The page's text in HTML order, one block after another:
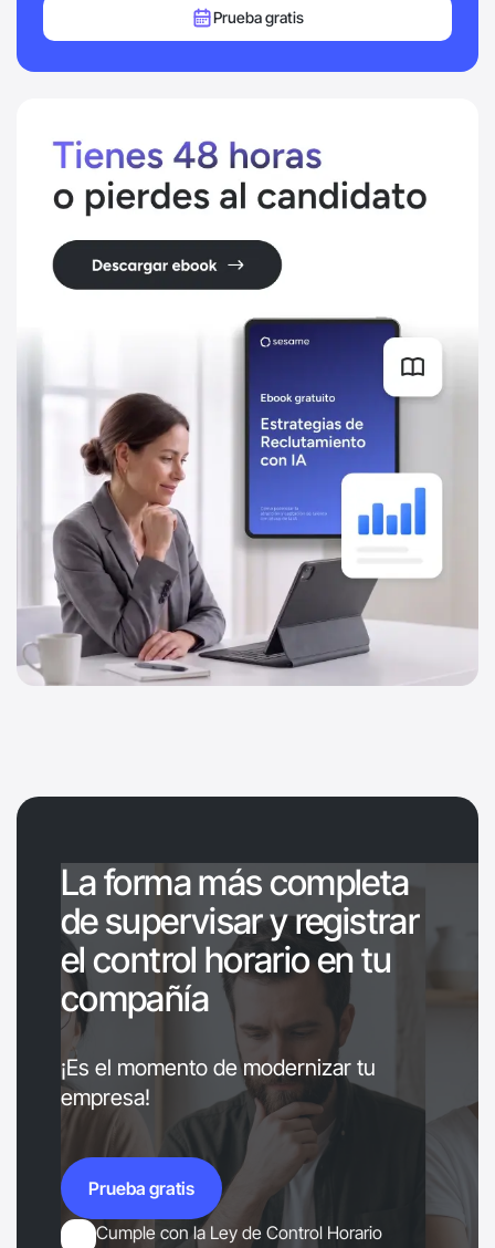
Prueba gratis
La forma más completa
de supervisar y registrar
el control horario en tu
compañía
¡Es el momento de modernizar tu
empresa!
Prueba gratis
Prueba gratis
Cumple con la Ley de Control Horario